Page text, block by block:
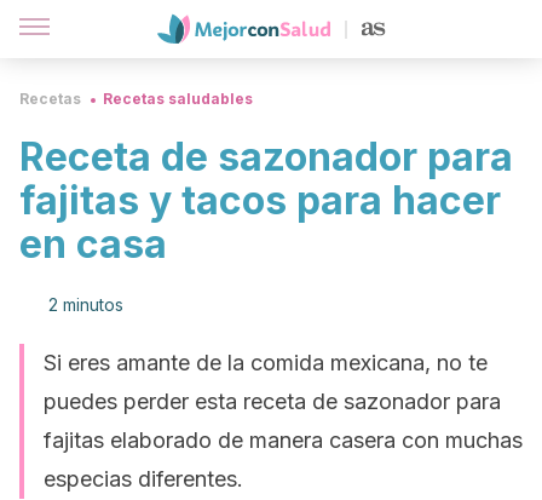
Recetas Recetas saludables
Receta de sazonador para
fajitas y tacos para hacer
en casa
2 minutos
Si eres amante de la comida mexicana, no te
puedes perder esta receta de sazonador para
fajitas elaborado de manera casera con muchas
especias diferentes.